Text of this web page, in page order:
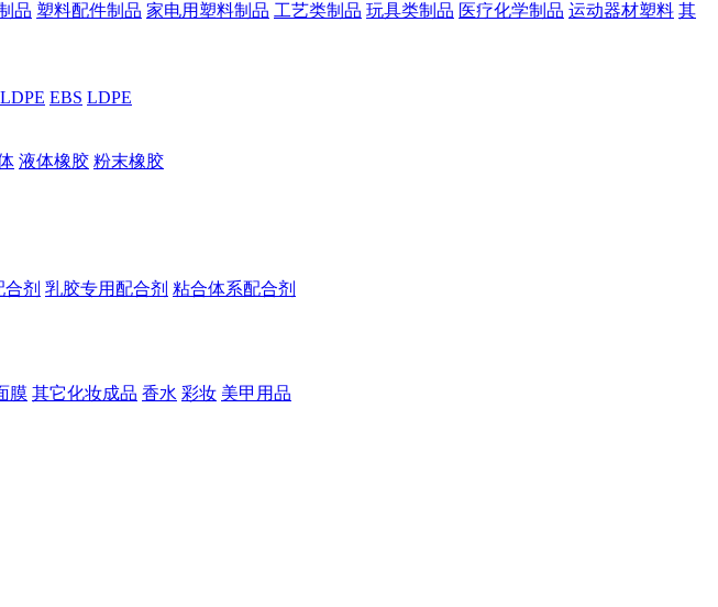
品 塑料配件制品 家电用塑料制品 工艺类制品 玩具类制品 医疗化学制品 运动器材塑料 其
EBS LDPE
液体橡胶 粉末橡胶
剂 乳胶专用配合剂 粘合体系配合剂
膜 其它化妆成品 香水 彩妆 美甲用品